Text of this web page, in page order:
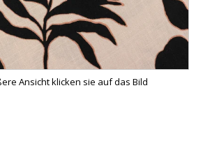
Ansicht klicken sie auf das Bild